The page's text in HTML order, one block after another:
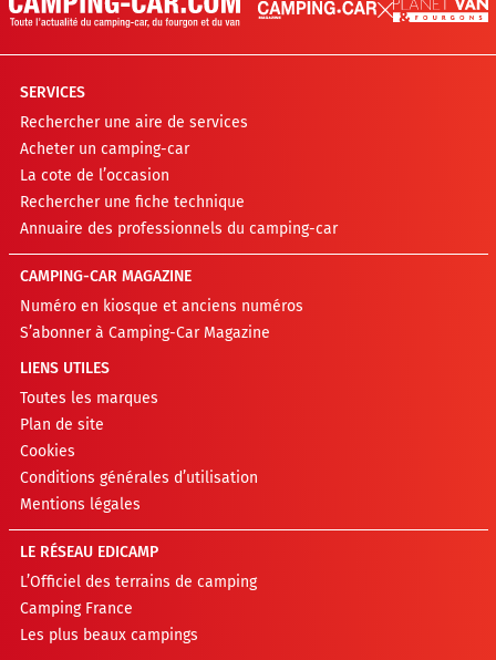
SERVICES
Rechercher une aire de services
Acheter un camping-car
La cote de l’occasion
Rechercher une fiche technique
Annuaire des professionnels du camping-car
CAMPING-CAR MAGAZINE
Numéro en kiosque et anciens numéros
S’abonner à Camping-Car Magazine
LIENS UTILES
Toutes les marques
Plan de site
Cookies
Conditions générales d’utilisation
Mentions légales
LE RÉSEAU EDICAMP
L’Officiel des terrains de camping
Camping France
Les plus beaux campings